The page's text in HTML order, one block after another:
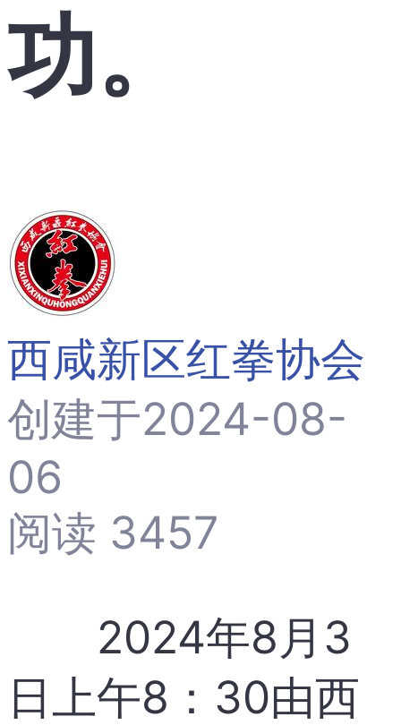
功。
西咸新区红拳协会
创建于2024-08-
06
阅读 3457
2024年8月3
日上午8：30由西